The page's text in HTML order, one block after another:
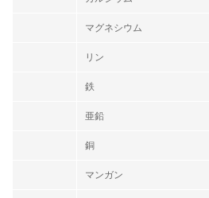
マグネシウム
リン
鉄
亜鉛
銅
マンガン